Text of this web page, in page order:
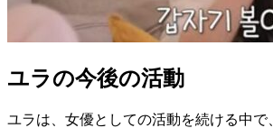
ユラの今後の活動
ユラは、女優としての活動を続ける中で